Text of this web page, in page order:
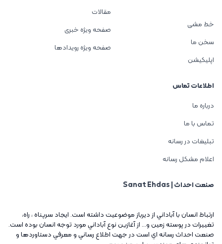
خط مشی
سخن ما
اپلیکیشن
مقالات
صفحه ویژه خبری
صفحه ویژه رویدادها
اطلاعات تماس
درباره ما
تماس با ما
تبلیغات در رسانه
اعلام مشکل رسانه
صنعت احداث | Sanat Ehdas
ارتباط انسان با آباداني از ديرباز موضوعيت داشته است. ايجاد سرپناه ، راه،
تغييرات در پوسته زمين و... از آغازين نوع آباداني مورد توجه انسان بوده است.
صنعت احداث رسانه اي است در جهت اطلاع رساني و معرفي دستاوردها و